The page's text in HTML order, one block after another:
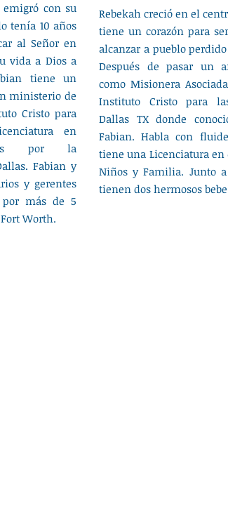
con su
tenía 10 años
al Señor en
vida a Dios a
tiene un
ministerio de
Cristo para
en
por la
Fabian y
y gerentes
más de 5
Worth.
Rebekah creció en el
tiene un corazón para
alcanzar a pueblo
Después de pasar un
como Misionera
Instituto Cristo para
Dallas TX donde
Fabian. Habla con
tiene una Licenciatura
Niños y Familia. Junto a
tienen dos hermosos